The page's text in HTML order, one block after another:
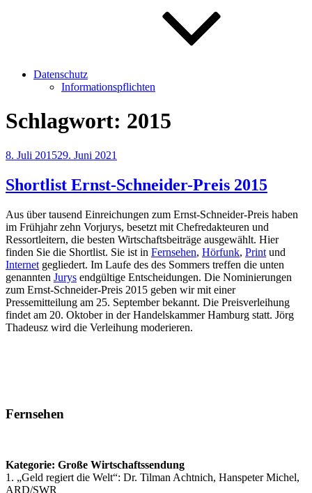
Datenschutz
Informationspflichten
Schlagwort: 2015
Veröffentlicht
8. Juli 201529. Juni 2021
Shortlist Ernst-Schneider-Preis 2015
Aus über tausend Einreichungen zum Ernst-Schneider-Preis haben
im Frühjahr zehn Vorjurys, besetzt mit Chefredakteuren und
Ressortleitern, die besten Wirtschaftsbeiträge ausgewählt. Hier
finden Sie die Shortlist. Sie ist in Fernsehen, Hörfunk, Print und
Internet gegliedert. Im Laufe des des Sommers treffen die unten
genannten Jurys endgültige Entscheidungen. Die Nominierungen
zum Ernst-Schneider-Preis 2015 geben wir mit einer
Pressemitteilung am 25. September bekannt. Die Preisverleihung
findet am 20. Oktober in der Handelskammer Hamburg statt. Jörg
Thadeusz wird die Verleihung moderieren.
Fernsehen
Kategorie: Große Wirtschaftssendung
1. „Geld regiert die Welt“: Dr. Tilman Achtnich, Hanspeter Michel,
ARD/SWR